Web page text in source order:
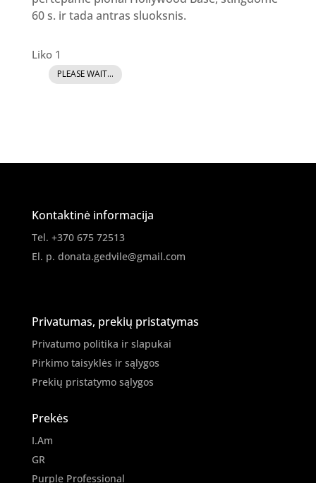
60 s. ir tada antras sluoksnis.
Liko 1
produkto
Base
PLEASE WAIT...
Kontaktinė informacija
Tel. +370 675 72513
El. p. donata.gedvile@gmail.com
Privatumas, prekių pristatymas
Privatumo politika ir slapukai
Pirkimo taisyklės ir sąlygos
Prekių pristatymo sąlygos
Prekės
I.Am
GR
Purple Professional